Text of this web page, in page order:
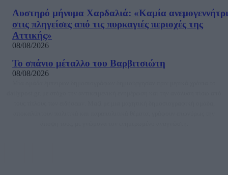
Αυστηρό μήνυμα Χαρδαλιά: «Καμία
στις πληγείσες από τις πυρκαγιές περιοχές της
Αττικής»
08/08/2026
Το σπάνιο μέταλλο του Βαρβιτσιώτη
08/08/2026